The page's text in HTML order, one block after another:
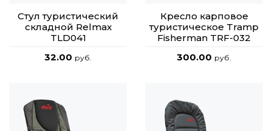
Стул туристический
складной Relmax
TLD041
32.00 руб.
Кресло карповое
туристическое Tramp
Fisherman TRF-032
300.00 руб.